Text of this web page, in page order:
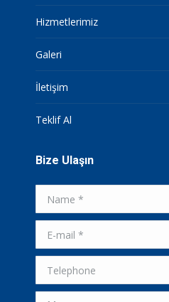
Hizmetlerimiz
Galeri
İletişim
Teklif Al
Bize Ulaşın
Name *
E-mail *
Telephone